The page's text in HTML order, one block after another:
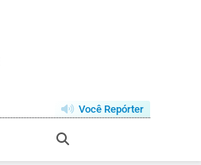
Você Repórter